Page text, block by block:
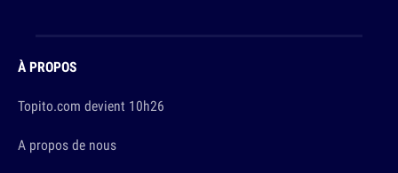
À PROPOS
Topito.com devient 10h26
A propos de nous